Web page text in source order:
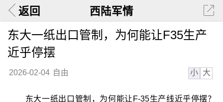
返回 西陆军情
东大一纸出口管制，为何能让F35生产
近乎停摆
2026-02-04 自由 小 大
东大一纸出口管制，为何能让F-35生产线近乎停摆？